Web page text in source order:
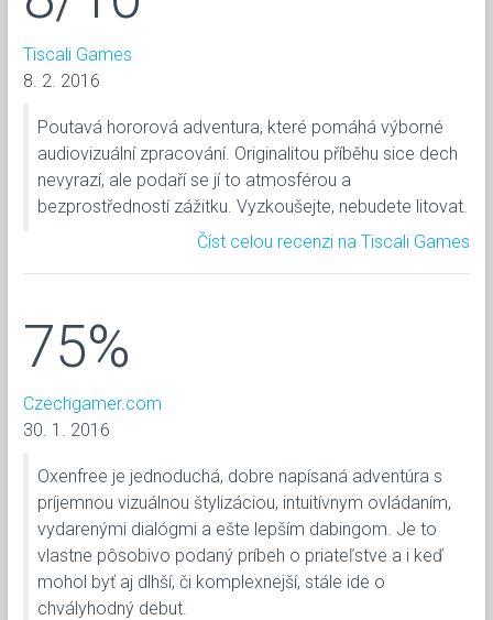
Tiscali Games
8. 2. 2016
Poutavá hororová adventura, které pomáhá výborné
audiovizuální zpracování. Originalitou příběhu sice dech
nevyrazí, ale podaří se jí to atmosférou a
bezprostředností zážitku. Vyzkoušejte, nebudete litovat.
Číst celou recenzi na Tiscali Games
75%
Czechgamer.com
30. 1. 2016
Oxenfree je jednoduchá, dobre napísaná adventúra s
príjemnou vizuálnou štylizáciou, intuitívnym ovládaním,
vydarenými dialógmi a ešte lepším dabingom. Je to
vlastne pôsobivo podaný príbeh o priateľstve a i keď
mohol byť aj dlhší, či komplexnejší, stále ide o
chvályhodný debut.